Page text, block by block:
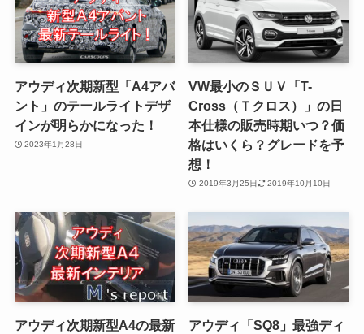
アウディ次期新型「A4アバ
ント」のテールライトデザ
インが明らかになった！
2023年1月28日
VW最小のＳＵＶ「T-
Cross（Ｔクロス）」の日
本仕様の販売時期いつ？価
格はいくら？グレードを予
想！
2019年3月25日 2019年10月10日
アウディ次期新型A4の最新
アウディ「SQ8」最強ディ